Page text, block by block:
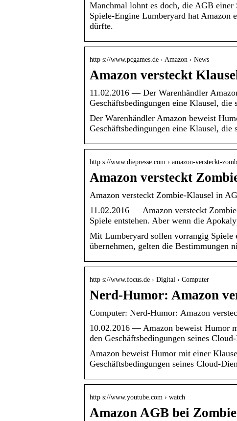
Manchmal lohnt es doch, die AGB einer
Spiele-Engine Lumberyard hat Amazon
dürfte.
http s://www.pcgames.de › Amazon › News
Amazon versteckt
11.02.2016 — Der Warenhändler
Geschäftsbedingungen eine Klausel,
Der Warenhändler Amazon beweist
Geschäftsbedingungen eine Klausel,
http s://www.diepresse.com › amazon-versteckt-
Amazon versteckt
Amazon versteckt Zombie-Klausel in
11.02.2016 — Amazon versteckt
Spiele entstehen. Aber wenn die
Mit Lumberyard sollen vorrangig Spiele
übernehmen, gelten die Bestimmungen
http s://www.focus.de › Digital › Computer
Nerd-Humor: Amazon
Computer: Nerd-Humor: Amazon
10.02.2016 — Amazon beweist Humor
den Geschäftsbedingungen seines
Amazon beweist Humor mit einer
Geschäftsbedingungen seines Cloud-
http s://www.youtube.com › watch
Amazon AGB bei